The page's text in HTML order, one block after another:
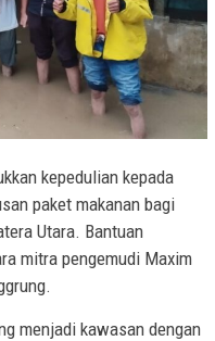
kepedulian kepada
paket makanan bagi
Utara. Bantuan
mitra pengemudi Maxim
menjadi kawasan dengan